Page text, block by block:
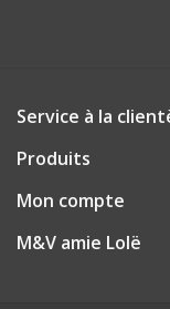
Service à la
Produits
Mon compte
M&V amie Lolë